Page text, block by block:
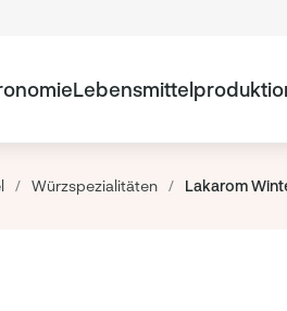
/ Würzspezialitäten / Lakarom